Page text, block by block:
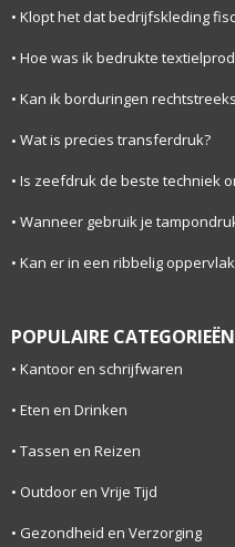
Klopt het dat bedrijfskleding
Hoe was ik bedrukte
Kan ik borduringen
Wat is precies transferdruk?
Is zeefdruk de beste techniek
Wanneer gebruik je
Kan er in een ribbelig
POPULAIRE CATEGORIEËN
Kantoor en schrijfwaren
Eten en Drinken
Tassen en Reizen
Outdoor en Vrije Tijd
Gezondheid en Verzorging